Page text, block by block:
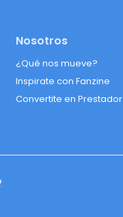
Nosotros
¿Qué nos mueve?
Inspirate con Fanzine
Convertite en Prestador